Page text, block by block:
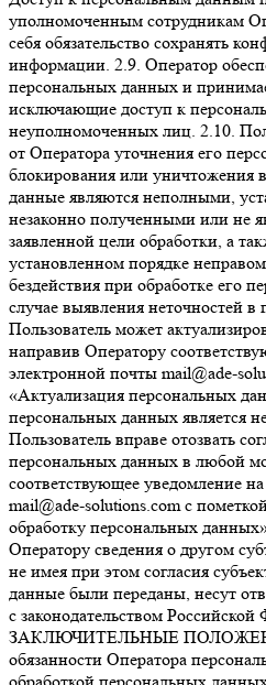
уполномоченным сотрудникам
себя обязательство сохранять
информации. 2.9. Оператор
персональных данных и
исключающие доступ к
неуполномоченных лиц. 2.10.
от Оператора уточнения его
блокирования или уничтожения
данные являются неполными,
незаконно полученными или не
заявленной цели обработки, а
установленном порядке
бездействия при обработке его
случае выявления неточностей
Пользователь может
направив Оператору
электронной почты mail@ade-
«Актуализация персональных
персональных данных является
Пользователь вправе отозвать
персональных данных в любой
соответствующее уведомление
mail@ade-solutions.com с
обработку персональных
Оператору сведения о другом
не имея при этом согласия
данные были переданы, несут
с законодательством
ЗАКЛЮЧИТЕЛЬНЫЕ
обязанности Оператора